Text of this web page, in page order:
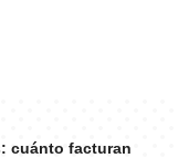
cuánto facturan